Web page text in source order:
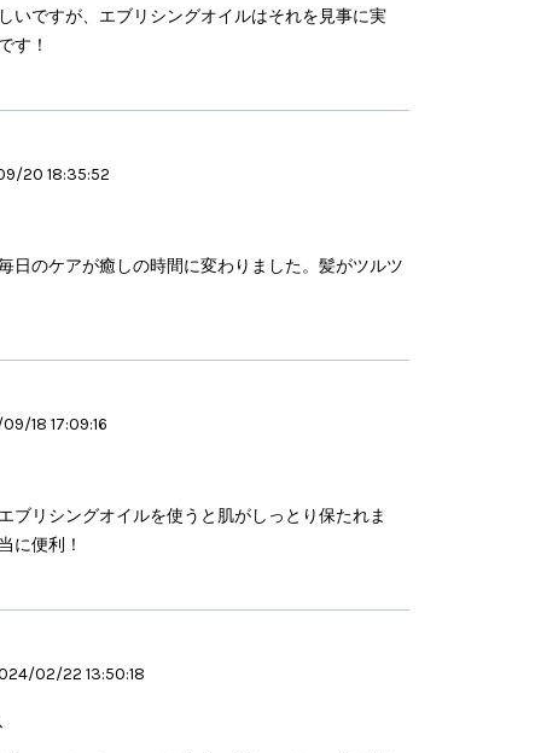
いですが、エブリシングオイルはそれを見事に実
す！
20 18:35:52
日のケアが癒しの時間に変わりました。髪がツルツ
18 17:09:16
ブリシングオイルを使うと肌がしっとり保たれま
に便利！
02/22 13:50:18